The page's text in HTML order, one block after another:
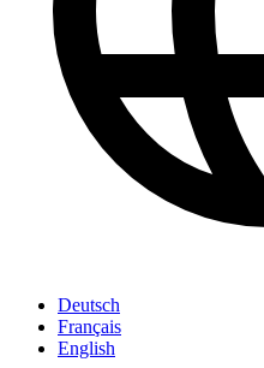
Deutsch
Français
English